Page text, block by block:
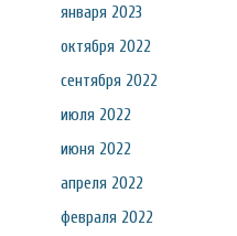
января 2023
октября 2022
сентября 2022
июля 2022
июня 2022
апреля 2022
февраля 2022